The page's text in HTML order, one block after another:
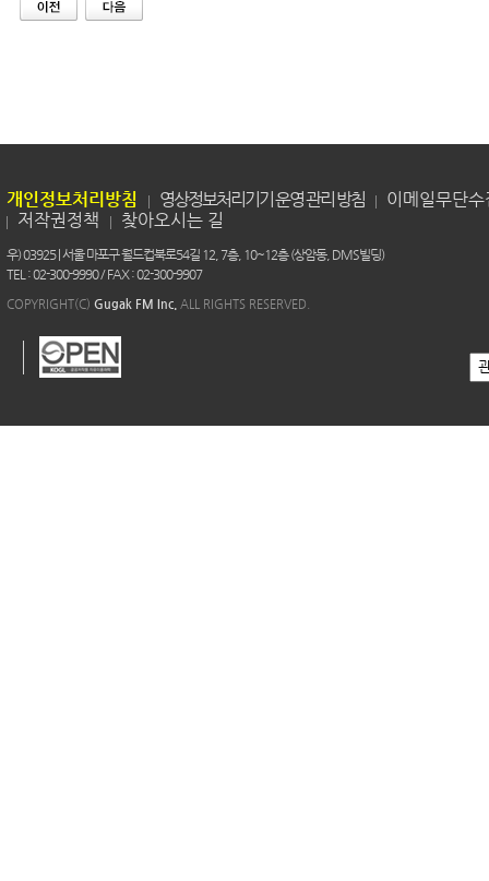
개인정보처리방침 영상정보처리기기 운영 관리 방침
이메일무단
저작권정책
찾아오시는 길
우) 03925 | 서울 마포구 월드컵북로54길 12, 7층, 10~12층 (상암동, DMS빌딩)
TEL : 02-300-9990 / FAX : 02-300-9907
COPYRIGHT(C) Gugak FM Inc. ALL RIGHTS RESERVED.